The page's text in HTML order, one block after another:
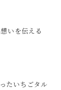
いを伝える
たいちごタル